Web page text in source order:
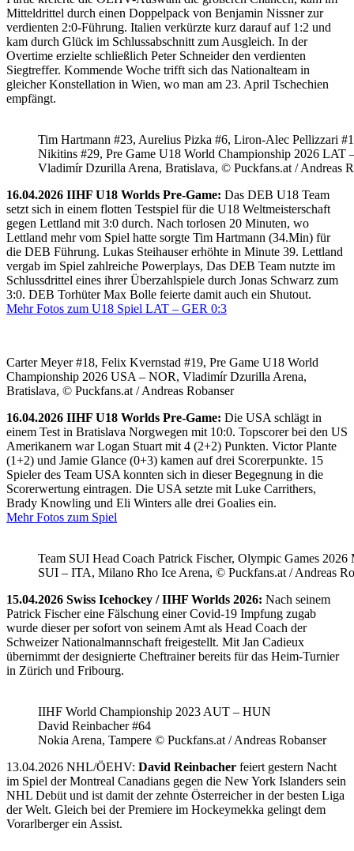
Mitteldrittel durch einen Doppelpack von Benjamin Nissner zur
verdienten 2:0-Führung. Italien verkürzte kurz darauf auf 1:2 und
kam durch Glück im Schlussabschnitt zum Ausgleich. In der
Overtime erzielte schließlich Peter Schneider den verdienten
Siegtreffer. Kommende Woche trifft sich das Nationalteam in
gleicher Konstellation in Wien, wo man am 23. April Tschechien
empfängt.
Tim Hartmann #23, Aurelius Pizka #6, Liron-Alec Pellizzari
Nikitins #29, Pre Game U18 World Championship 2026 LAT
Vladimír Dzurilla Arena, Bratislava, © Puckfans.at / Andreas
16.04.2026 IIHF U18 Worlds Pre-Game: Das DEB U18 Team
setzt sich in einem flotten Testspiel für die U18 Weltmeisterschaft
gegen Lettland mit 3:0 durch. Nach torlosen 20 Minuten, wo
Lettland mehr vom Spiel hatte sorgte Tim Hartmann (34.Min) für
die DEB Führung. Lukas Steihauser erhöhte in Minute 39. Lettland
vergab im Spiel zahlreiche Powerplays, Das DEB Team nutzte im
Schlussdrittel eines ihrer Überzahlspiele durch Jonas Schwarz zum
3:0. DEB Torhüter Max Bolle feierte damit auch ein Shutout.
Mehr Fotos zum U18 Spiel LAT – GER 0:3
Carter Meyer #18, Felix Kvernstad #19, Pre Game U18 World
Championship 2026 USA – NOR, Vladimír Dzurilla Arena,
Bratislava, © Puckfans.at / Andreas Robanser
16.04.2026 IIHF U18 Worlds Pre-Game: Die USA schlägt in
einem Test in Bratislava Norgwegen mit 10:0. Topscorer bei den US
Amerikanern war Logan Stuart mit 4 (2+2) Punkten. Victor Plante
(1+2) und Jamie Glance (0+3) kamen auf drei Scorerpunkte. 15
Spieler des Team USA konnten sich in dieser Begegnung in die
Scorerwertung eintragen. Die USA setzte mit Luke Carrithers,
Brady Knowling und Eli Winters alle drei Goalies ein.
Mehr Fotos zum Spiel
Team SUI Head Coach Patrick Fischer, Olympic Games 2026
SUI – ITA, Milano Rho Ice Arena, © Puckfans.at / Andreas
15.04.2026 Swiss Icehockey / IIHF Worlds 2026: Nach seinem
Patrick Fischer eine Fälschung einer Covid-19 Impfung zugab
wurde dieser per sofort von seinem Amt als Head Coach der
Schweizer Nationalmannschaft freigestellt. Mit Jan Cadieux
übernimmt der designierte Cheftrainer bereits für das Heim-Turnier
in Zürich und Fribourg.
IIHF World Championship 2023 AUT – HUN
David Reinbacher #64
Nokia Arena, Tampere © Puckfans.at / Andreas Robanser
13.04.2026 NHL/ÖEHV: David Reinbacher feiert gestern Nacht
im Spiel der Montreal Canadians gegen die New York Islanders sein
NHL Debüt und ist damit der zehnte Österreicher in der besten Liga
der Welt. Gleich bei der Premiere im Hockeymekka gelingt dem
Vorarlberger ein Assist.